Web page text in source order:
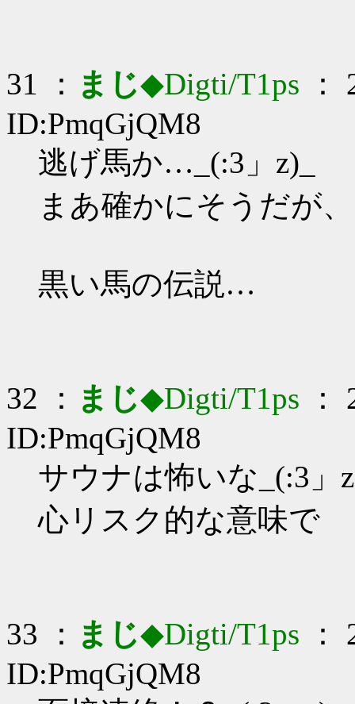
31 ： まじ◆Digti/T1ps ：
ID:PmqGjQM8
逃げ馬か…_(:3」z)_
まあ確かにそうだが
黒い馬の伝説…
32 ： まじ◆Digti/T1ps ：
ID:PmqGjQM8
サウナは怖いな_(:3」
心リスク的な意味で
33 ： まじ◆Digti/T1ps ：
ID:PmqGjQM8